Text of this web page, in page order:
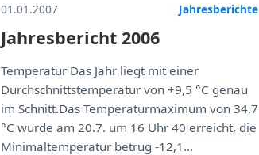
01.01.2007 Jahresberichte
Jahresbericht 2006
Temperatur Das Jahr liegt mit einer
Durchschnittstemperatur von +9,5 °C genau
im Schnitt.Das Temperaturmaximum von 34,7
°C wurde am 20.7. um 16 Uhr 40 erreicht, die
Minimaltemperatur betrug -12,1...